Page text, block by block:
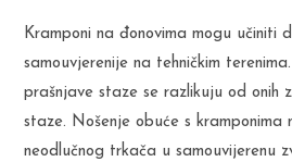
Kramponi na đonovima mogu učiniti
samouvjerenije na tehničkim
prašnjave staze se razlikuju od onih
staze. Nošenje obuće s kramponima
neodlučnog trkača u samouvijerenu